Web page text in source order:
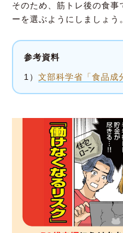
そのため、筋トレ後の食
ーを選ぶようにしましょう。
参考資料
1） 文部科学省「食品成